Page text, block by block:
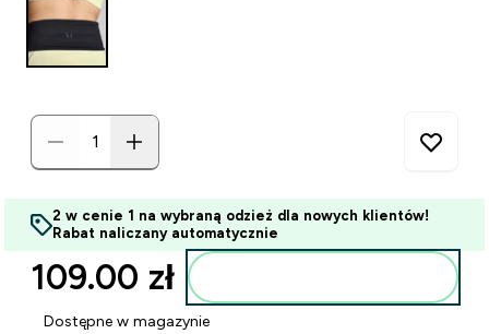
2 w cenie 1 na wybraną odzież dla nowych klientów!
Rabat naliczany automatycznie
109.00 zł‎
Dostępne w magazynie